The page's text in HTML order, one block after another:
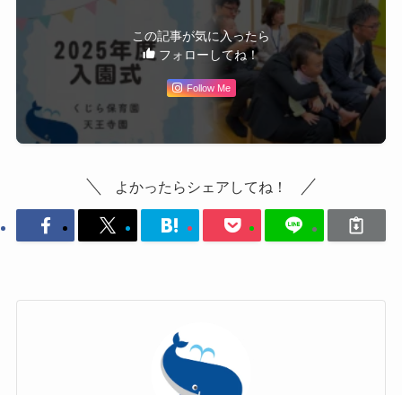
この記事が気に入ったら
フォローしてね！
よかったらシェアしてね！